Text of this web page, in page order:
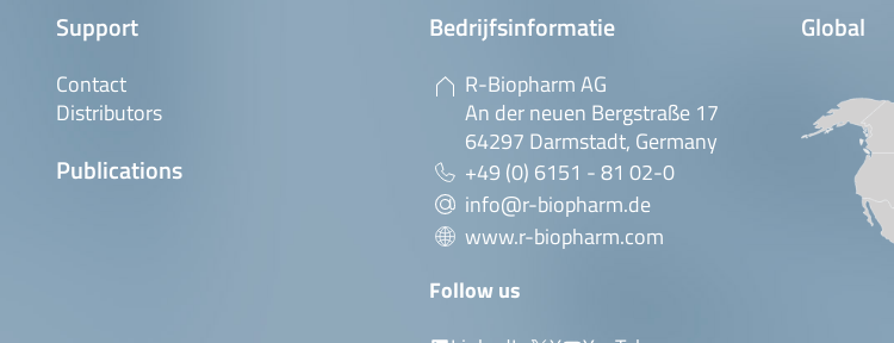
Support
Contact
Distributors
Publications
Bedrijfsinformatie
R-Biopharm AG
An der neuen Bergstraße 17
64297 Darmstadt, Germany
+49 (0) 6151 - 81 02-0
info@r-biopharm.de
www.r-biopharm.com
Follow us
Global